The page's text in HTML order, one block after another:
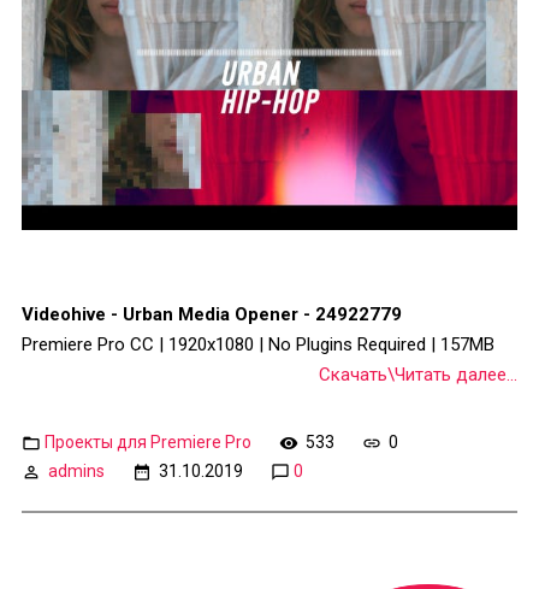
Videohive - Urban Media Opener - 24922779
Premiere Pro CC | 1920x1080 | No Plugins Required | 157MB
Скачать\Читать далее...
Проекты для Premiere Pro 533
0
admins
31.10.2019 0